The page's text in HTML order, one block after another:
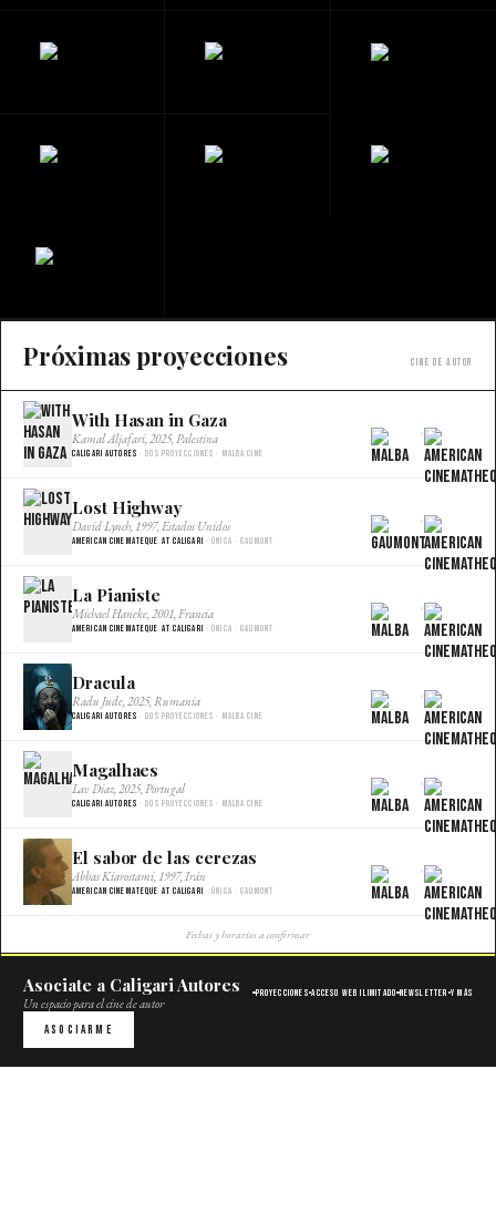
Próximas proyecciones Cine de autor
With Hasan in Gaza
Kamal Aljafari, 2025, Palestina
Caligari Autores · Dos proyecciones · Malba Cine
×
Lost Highway
David Lynch, 1997, Estados Unidos
American Cinemateque at Caligari · Única · Gaumont
×
La Pianiste
Michael Haneke, 2001, Francia
American Cinemateque at Caligari · Única · Gaumont
×
Dracula
Radu Jude, 2025, Rumania
Caligari Autores · Dos proyecciones · Malba Cine
×
Magalhaes
Lav Diaz, 2025, Portugal
Caligari Autores · Dos proyecciones · Malba Cine
×
El sabor de las cerezas
Abbas Kiarostami, 1997, Irán
American Cinemateque at Caligari · Única · Gaumont
×
Fechas y horarios a confirmar
Asociate a Caligari Autores
Un espacio para el cine de autor
Proyecciones Acceso web ilimitado Newsletter Y más
Asociarme